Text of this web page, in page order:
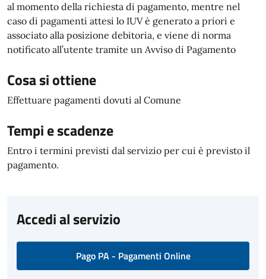
al momento della richiesta di pagamento, mentre nel
caso di pagamenti attesi lo IUV è generato a priori e
associato alla posizione debitoria, e viene di norma
notificato all’utente tramite un Avviso di Pagamento
Cosa si ottiene
Effettuare pagamenti dovuti al Comune
Tempi e scadenze
Entro i termini previsti dal servizio per cui è previsto il
pagamento.
Accedi al servizio
Pago PA - Pagamenti Online